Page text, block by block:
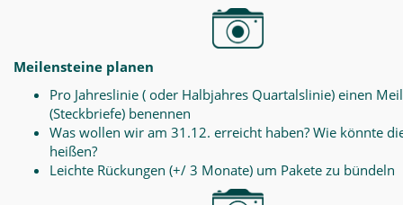
Meilensteine planen
Pro Jahreslinie ( oder Halbjahres Quartalslinie) einen
(Steckbriefe) benennen
Was wollen wir am 31.12. erreicht haben? Wie könnte
heißen?
Leichte Rückungen (+/ 3 Monate) um Pakete zu bündeln